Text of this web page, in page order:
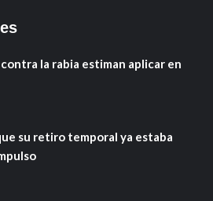
la rabia estiman aplicar en
su retiro temporal ya estaba